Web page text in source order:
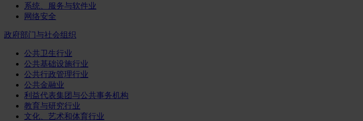
系统、服务与软件业
网络安全
政府部门与社会组织
公共卫生行业
公共基础设施行业
公共行政管理行业
公共金融业
利益代表集团与公共事务机构
教育与研究行业
文化、艺术和体育行业